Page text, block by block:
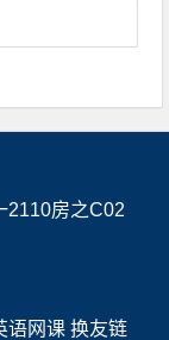
2110房之C02
语网课 换友链